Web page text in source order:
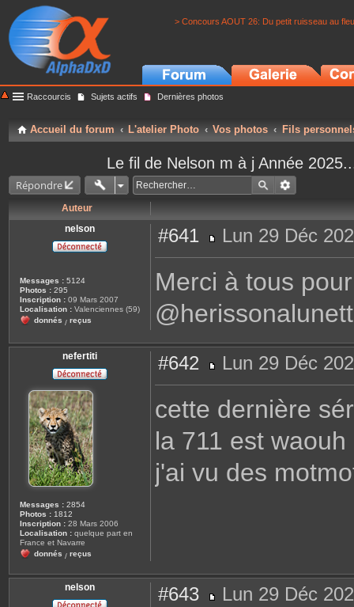
> Concours AOUT 26: Du petit ruisseau au
Raccourcis Sujets actifs Dernières photos
Accueil du forum L'atelier Photo Vos photos Fils
Le fil de Nelson m à j Année
Répondre
Auteur
nelson
Messages : 5124
Photos : 295
Inscription : 09 Mars 2007
Localisation : Valenciennes (59)
donnés / reçus
#641
e
e
Lun 29 Déc
Merci à tous
nefertiti
Messages : 2854
Photos : 1812
Inscription : 28 Mars 2006
Localisation : quelque part en
France et Navarre
donnés / reçus
#642
e
a
e
Lun 29 Déc
cette dernière
la 711 est waouh
j'ai vu des
nelson #643 Lun 29 Déc